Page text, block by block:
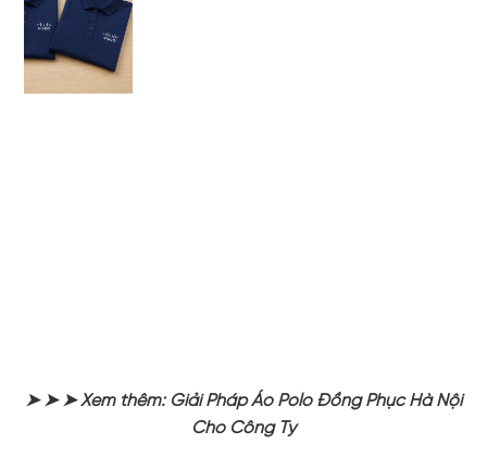
➤ ➤ ➤ Xem thêm: Giải Pháp Áo Polo Đồng Phục Hà Nội
Cho Công Ty